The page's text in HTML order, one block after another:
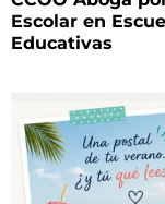
Escolar en
Educativas